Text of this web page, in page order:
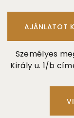
Személyes
Király u. 1/b